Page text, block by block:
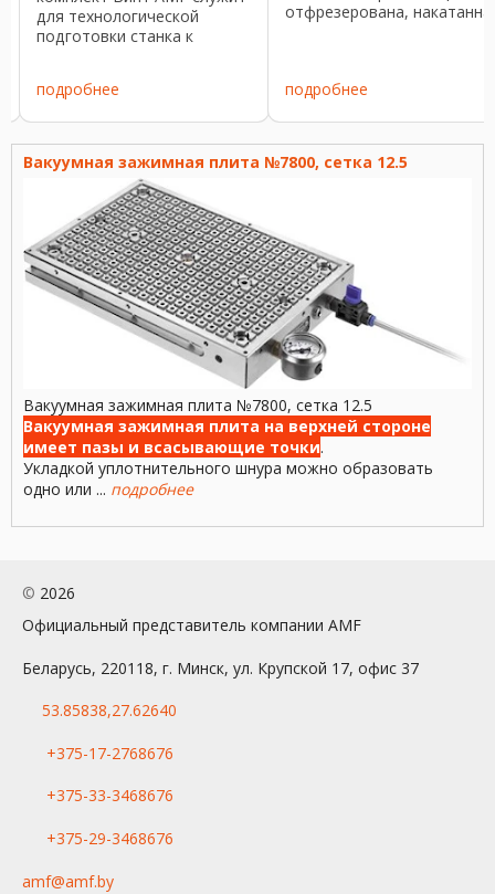
для технологической
подготовки станка к
винт DIN 787 для Т-
6330B и шайбой DIN 6340.
Кованые, ...
подробнее
отфрезерована,
прилегания в пазах
подробнее
Вакуумная зажимная плита №7800, сетка 12.5
Вакуумная зажимная плита №7800, сетка 12.5
Вакуумная зажимная плита на верхней стороне
имеет пазы и всасывающие точки.
Укладкой уплотнительного шнура можно образовать
одно или ... подробнее
© 2026
Официальный представитель компании AMF
Беларусь, 220118, г. Минск, ул. Крупской 17, офис 37
53.85838,27.62640
+375-17-2768676
+375-33-3468676
+375-29-3468676
amf@amf.by